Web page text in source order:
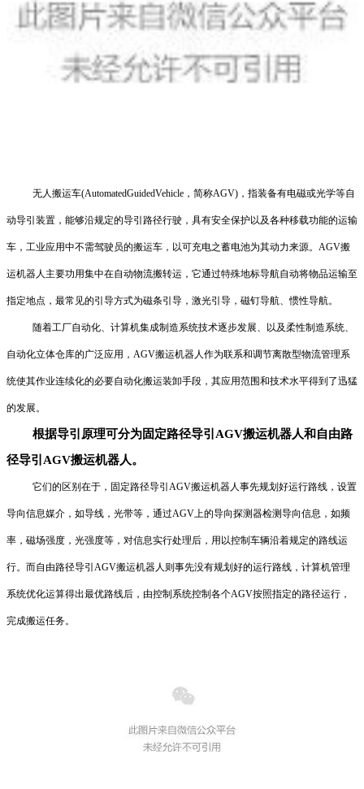
无人搬运车(AutomatedGuidedVehicle，简称AGV)，指装备有电磁或光学等自
动导引装置，能够沿规定的导引路径行驶，具有安全保护以及各种移载功能的运输
车，工业应用中不需驾驶员的搬运车，以可充电之蓄电池为其动力来源。AGV搬
运机器人主要功用集中在自动物流搬转运，它通过特殊地标导航自动将物品运输至
指定地点，最常见的引导方式为磁条引导，激光引导，磁钉导航、惯性导航。
随着工厂自动化、计算机集成制造系统技术逐步发展、以及柔性制造系统、
自动化立体仓库的广泛应用，AGV搬运机器人作为联系和调节离散型物流管理系
统使其作业连续化的必要自动化搬运装卸手段，其应用范围和技术水平得到了迅猛
的发展。
根据导引原理可分为固定路径导引AGV搬运机器人和自由路
径导引AGV搬运机器人。
它们的区别在于，固定路径导引AGV搬运机器人事先规划好运行路线，设置
导向信息媒介，如导线，光带等，通过AGV上的导向探测器检测导向信息，如频
率，磁场强度，光强度等，对信息实行处理后，用以控制车辆沿着规定的路线运
行。而自由路径导引AGV搬运机器人则事先没有规划好的运行路线，计算机管理
系统优化运算得出最优路线后，由控制系统控制各个AGV按照指定的路径运行，
完成搬运任务。